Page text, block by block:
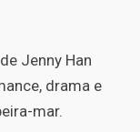
Jenny Han
drama e
mar.